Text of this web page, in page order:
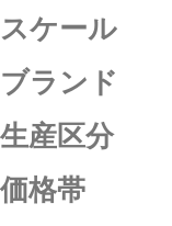
スケール
ブランド
生産区分
価格帯